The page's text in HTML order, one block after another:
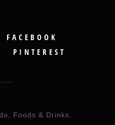
FACEBOOK
PINTEREST
Foods & Drinks.